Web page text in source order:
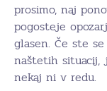
prosimo, naj
pogosteje
glasen. Če ste
naštetih situacij,
nekaj ni v redu.